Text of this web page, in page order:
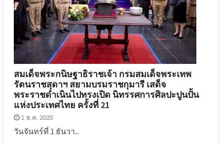
สมเด็จพระกนิษฐาธิราชเจ้า กรมสมเด็จพระเทพ
รัตนราชสุดาฯ สยามบรมราชกุมารี เสด็จ
พระราชดำเนินไปทรงเปิด นิทรรศการศิลปะปูนปั้น
แห่งประเทศไทย ครั้งที่ 21
1 ธ.ค. 2025
วันจันทร์ที่ 1 ธันวา...